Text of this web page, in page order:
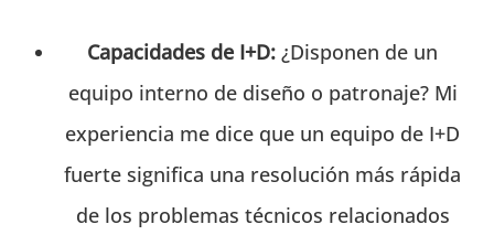
Capacidades de I+D: ¿Disponen de un
equipo interno de diseño o patronaje? Mi
experiencia me dice que un equipo de I+D
fuerte significa una resolución más rápida
de los problemas técnicos relacionados